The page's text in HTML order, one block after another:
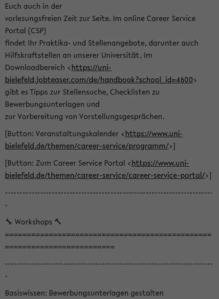
Euch auch in der
vorlesungsfreien Zeit zur Seite. Im online Career Service
Portal (CSP)
findet Ihr Praktika- und Stellenangebote, darunter auch
Hilfskraftstellen an unserer Universität. Im
Downloadbereich <https://uni-
bielefeld.jobteaser.com/de/handbook?school_id=4600>
gibt es Tipps zur Stellensuche, Checklisten zu
Bewerbungsunterlagen und
zur Vorbereitung von Vorstellungsgesprächen.
[Button: Veranstaltungskalender <https://www.uni-
bielefeld.de/themen/career-service/programm/>]
[Button: Zum Career Service Portal <https://www.uni-
bielefeld.de/themen/career-service/career-service-portal/>]
-----------------------------------------------------------------------
-
🔧 Workshops 🔨
===============================================
=========================
-----------------------------------------------------------------------
-
Basiswissen: Bewerbungsunterlagen gestalten